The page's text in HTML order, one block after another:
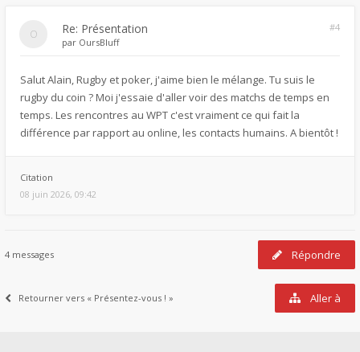
Re: Présentation
#4
par OursBluff
Salut Alain, Rugby et poker, j'aime bien le mélange. Tu suis le
rugby du coin ? Moi j'essaie d'aller voir des matchs de temps en
temps. Les rencontres au WPT c'est vraiment ce qui fait la
différence par rapport au online, les contacts humains. A bientôt !
Citation
08 juin 2026, 09:42
4 messages Répondre
Retourner vers « Présentez-vous ! » Aller à